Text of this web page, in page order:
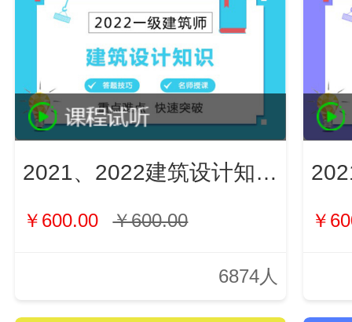
2021、2022建筑设计知识（新）
￥600.00 ￥600.00
6874人
￥